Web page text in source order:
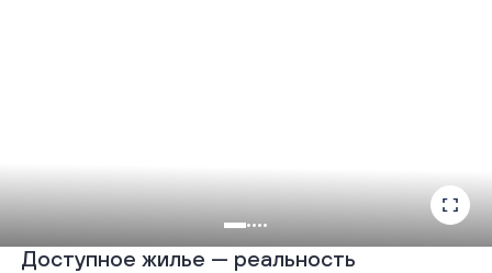
Доступное жилье — реальность